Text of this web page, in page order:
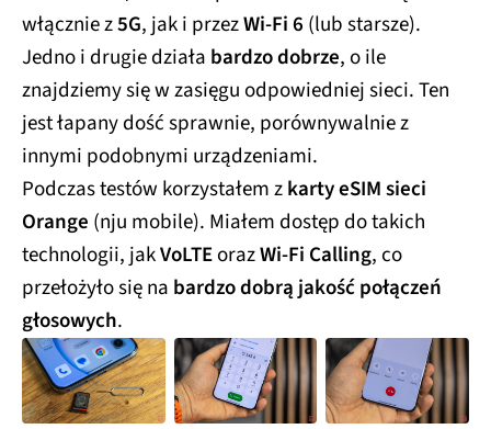
włącznie z5G, jak i przezWi-Fi 6 (lub starsze).
Jedno i drugie działa bardzo dobrze, o ile
znajdziemy się w zasięgu odpowiedniej sieci. Ten
jest łapany dość sprawnie, porównywalnie z
innymi podobnymi urządzeniami.
Podczas testów korzystałem zkarty eSIM sieci
Orange (nju mobile). Miałem dostęp do takich
technologii, jakVoLTEorazWi-Fi Calling, co
przełożyło się na bardzo dobrą jakość połączeń
głosowych.